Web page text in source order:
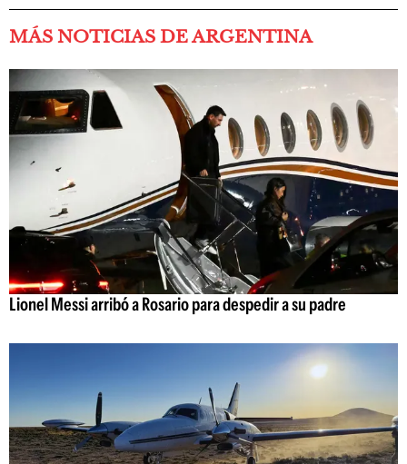
MÁS NOTICIAS DE ARGENTINA
Lionel Messi arribó a Rosario para despedir a su padre